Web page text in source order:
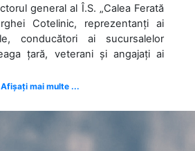
general al Î.S. „Calea Ferată
Cotelinic, reprezentanți ai
conducători ai sucursalelor
țară, veterani și angajați ai
Afișați mai multe ...